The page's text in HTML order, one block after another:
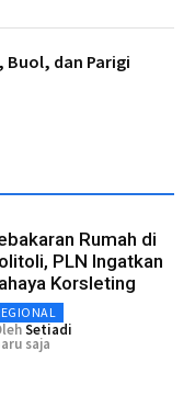
Buol, dan Parigi
Rumah di
PLN Ingatkan
Korsleting
Setiadi
saja